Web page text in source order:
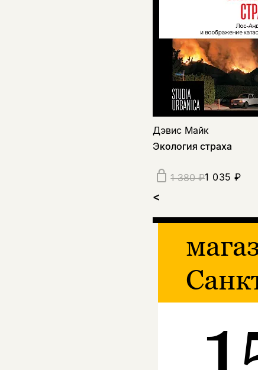
Дэвис Майк
Экология страха
1 380 ₽1 035 ₽
<